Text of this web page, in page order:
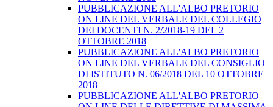
PUBBLICAZIONE ALL'ALBO PRETORIO
ON LINE DEL VERBALE DEL COLLEGIO
DEI DOCENTI N. 2/2018-19 DEL 2
OTTOBRE 2018
PUBBLICAZIONE ALL'ALBO PRETORIO
ON LINE DEL VERBALE DEL CONSIGLIO
DI ISTITUTO N. 06/2018 DEL 10 OTTOBRE
2018
PUBBLICAZIONE ALL'ALBO PRETORIO